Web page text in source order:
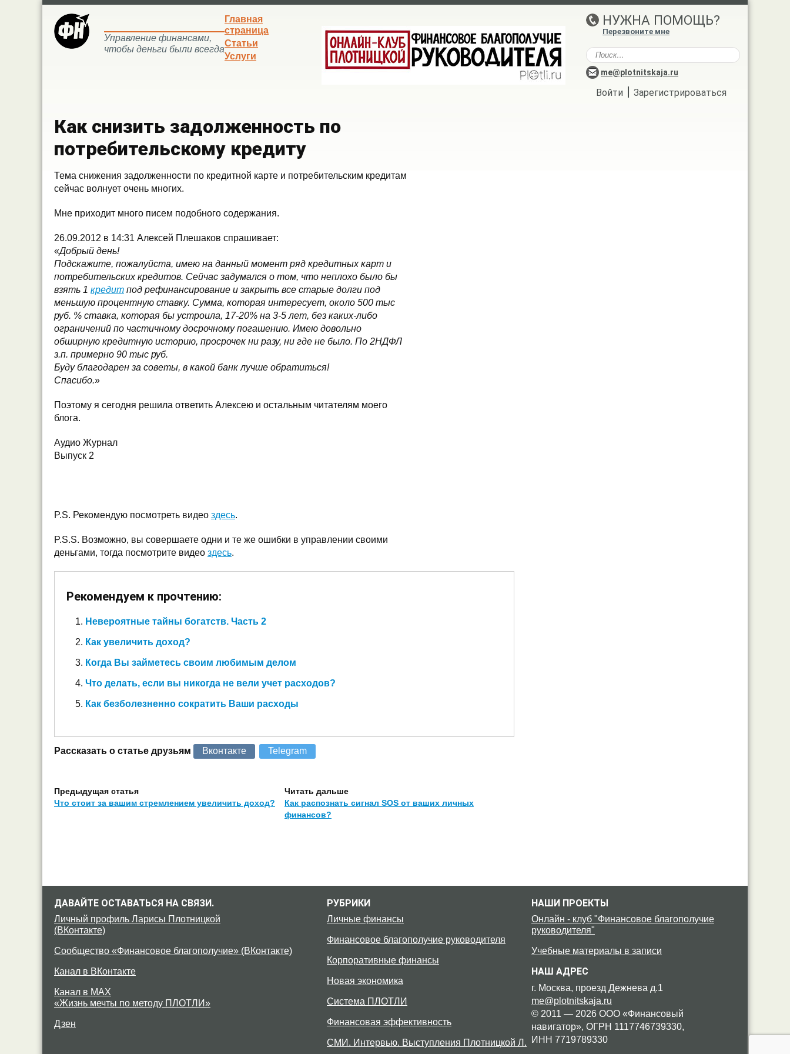
Управление финансами,
чтобы деньги были всегда
Главная
страница
Статьи
Услуги
НУЖНА ПОМОЩЬ?
Перезвоните мне
me@plotnitskaja.ru
Войти | Зарегистрироваться
Как снизить задолженность по
потребительскому кредиту
Тема снижения задолженности по кредитной карте и потребительским кредитам
сейчас волнует очень многих.
Мне приходит много писем подобного содержания.
26.09.2012 в 14:31 Алексей Плешаков спрашивает:
«Добрый день!
Подскажите, пожалуйста, имею на данный момент ряд кредитных карт и
потребительских кредитов. Сейчас задумался о том, что неплохо было бы
взять 1 кредит под рефинансирование и закрыть все старые долги под
меньшую процентную ставку. Сумма, которая интересует, около 500 тыс
руб. % ставка, которая бы устроила, 17-20% на 3-5 лет, без каких-либо
ограничений по частичному досрочному погашению. Имею довольно
обширную кредитную историю, просрочек ни разу, ни где не было. По 2НДФЛ
з.п. примерно 90 тыс руб.
Буду благодарен за советы, в какой банк лучше обратиться!
Спасибо.»
Поэтому я сегодня решила ответить Алексею и остальным читателям моего
блога.
Аудио Журнал
Выпуск 2
P.S. Рекомендую посмотреть видео здесь.
P.S.S. Возможно, вы совершаете одни и те же ошибки в управлении своими
деньгами, тогда посмотрите видео здесь.
Рекомендуем к прочтению:
Невероятные тайны богатств. Часть 2
Как увеличить доход?
Когда Вы займетесь своим любимым делом
Что делать, если вы никогда не вели учет расходов?
Как безболезненно сократить Ваши расходы
Рассказать о статье друзьям Вконтакте Telegram
Предыдущая статья
Что стоит за вашим стремлением увеличить доход?
Читать дальше
Как распознать сигнал SOS от ваших личных
финансов?
ДАВАЙТЕ ОСТАВАТЬСЯ НА СВЯЗИ.
Личный профиль Ларисы Плотницкой
(ВКонтакте)
Сообщество «Финансовое благополучие» (ВКонтакте)
Канал в ВКонтакте
Канал в MAX
«Жизнь мечты по методу ПЛОТЛИ»
Дзен
РУБРИКИ
Личные финансы
Финансовое благополучие руководителя
Корпоративные финансы
Новая экономика
Система ПЛОТЛИ
Финансовая эффективность
СМИ. Интервью. Выступления Плотницкой Л.
НАШИ ПРОЕКТЫ
Онлайн - клуб "Финансовое благополучие
руководителя"
Учебные материалы в записи
НАШ АДРЕС
г. Москва, проезд Дежнева д.1
me@plotnitskaja.ru
© 2011 — 2026 ООО «Финансовый
навигатор», ОГРН 1117746739330,
ИНН 7719789330